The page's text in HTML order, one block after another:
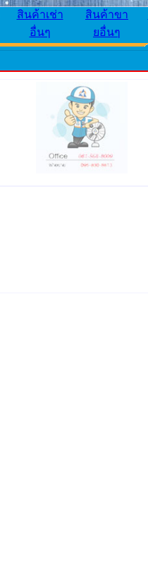
สินค้าเช่า
อื่นๆ
สินค้าขา
ยอื่นๆ